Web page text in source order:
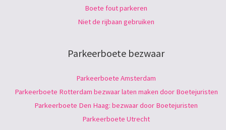
Boete fout parkeren
Niet de rijbaan gebruiken
Parkeerboete bezwaar
Parkeerboete Amsterdam
Parkeerboete Rotterdam bezwaar laten maken door Boetejuristen
Parkeerboete Den Haag: bezwaar door Boetejuristen
Parkeerboete Utrecht